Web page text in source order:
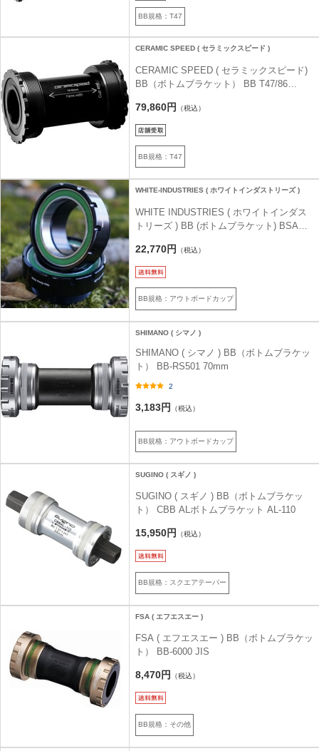
BB規格：T47
CERAMIC SPEED ( セラミックスピード )
CERAMIC SPEED ( セラミックスピード)
BB（ボトムブラケット） BB T47/86
ダブ コーテッド ) ブラック
79,860円 （税込）
BB規格：T47
WHITE-INDUSTRIES ( ホワイトインダストリーズ )
WHITE INDUSTRIES ( ホワイトインダス
トリーズ ) BB (ボトムブラケット) BSA
グ ブラック
22,770円 （税込）
BB規格：アウトボードカップ
SHIMANO ( シマノ )
SHIMANO ( シマノ ) BB（ボトムブラケッ
ト） BB-RS501 70mm
2
3,183円 （税込）
BB規格：アウトボードカップ
SUGINO ( スギノ )
SUGINO ( スギノ ) BB（ボトムブラケッ
ト） CBB ALボトムブラケット AL-110
15,950円 （税込）
BB規格：スクエアテーパー
FSA ( エフエスエー )
FSA ( エフエスエー ) BB（ボトムブラケッ
ト） BB-6000 JIS
8,470円 （税込）
BB規格：その他